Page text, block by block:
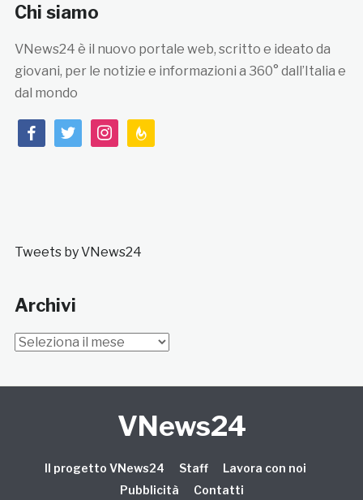
Chi siamo
VNews24 è il nuovo portale web, scritto e ideato da
giovani, per le notizie e informazioni a 360° dall’Italia e
dal mondo
facebooktwitterinstagramfeedburner
Tweets by VNews24
Archivi
Archivi
VNews24
Il progetto VNews24 Staff
Lavora con noi
Pubblicità
Contatti